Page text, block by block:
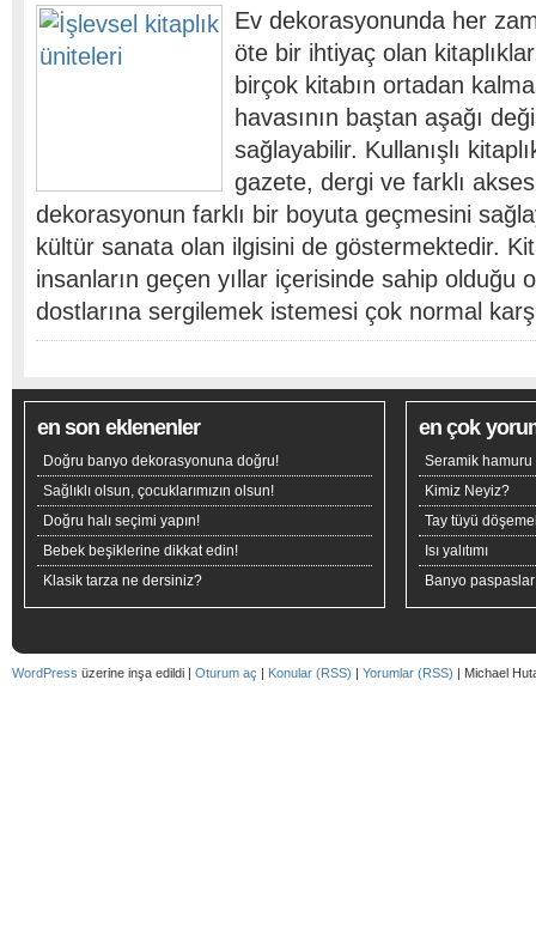
Ev dekorasyonunda her
öte bir ihtiyaç olan
birçok kitabın ortadan
havasının baştan aşağı
sağlayabilir. Kullanışlı
gazete, dergi ve farklı
dekorasyonun farklı bir boyuta geçmesini
kültür sanata olan ilgisini de göstermektedir.
insanların geçen yıllar içerisinde sahip olduğu
dostlarına sergilemek istemesi çok normal
en son eklenenler
Doğru banyo dekorasyonuna doğru!
Sağlıklı olsun, çocuklarımızın olsun!
Doğru halı seçimi yapın!
Bebek beşiklerine dikkat edin!
Klasik tarza ne dersiniz?
en çok
Seramik hamuru
Kimiz Neyiz?
Tay tüyü
Isı yalıtımı
Banyo
WordPress üzerine inşa edildi | Oturum aç | Konular (RSS) | Yorumlar (RSS) | Michael